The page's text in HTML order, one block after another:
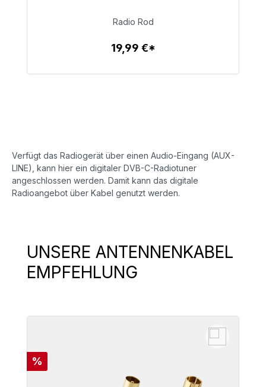
19,99 €
Radio Rod
19,99 €*
Verfügt das Radiogerät über einen Audio-Eingang (AUX-
LINE), kann hier ein digitaler DVB-C-Radiotuner
angeschlossen werden. Damit kann das digitale
Radioangebot über Kabel genutzt werden.
Produktgalerie überspringen
UNSERE ANTENNENKABEL
EMPFEHLUNG
Rabatt
%